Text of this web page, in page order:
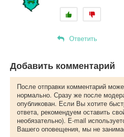
Ответить
Добавить комментарий
После отправки комментарий
нормально. Сразу же после
опубликован. Если Вы хотите
ответа, рекомендуем оставить
необязательно). E-mail
Вашего оповещения, мы не